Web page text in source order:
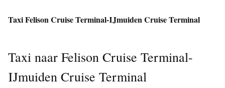
Taxi Felison Cruise Terminal-IJmuiden Cruise Terminal
Taxi naar Felison Cruise Terminal-
IJmuiden Cruise Terminal